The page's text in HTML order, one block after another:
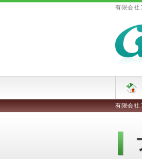
有限会社
有限会社